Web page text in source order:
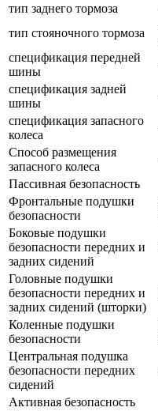
тип заднего тормоза
тип стояночного тормоза
спецификация передней
шины
спецификация задней
шины
спецификация запасного
колеса
Способ размещения
запасного колеса
Пассивная безопасность
Фронтальные подушки
безопасности
Боковые подушки
безопасности передних и
задних сидений
Головные подушки
безопасности передних и
задних сидений (шторки)
Коленные подушки
безопасности
Центральная подушка
безопасности передних
сидений
Активная безопасность